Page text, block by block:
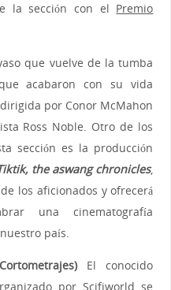
la sección con el Premio
que vuelve de la tumba
acabaron con su vida
por Conor McMahon
Ross Noble. Otro de los
sección es la producción
the aswang chronicles,
los aficionados y ofrecerá
una cinematografía
país.
El conocido
por Scifiworld se